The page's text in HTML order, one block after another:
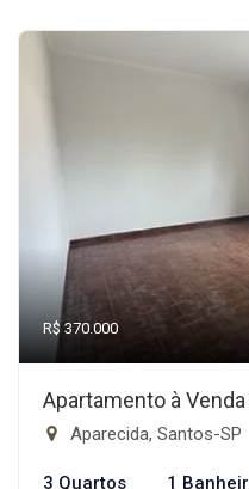
R$ 370.000
Apartamento à
Aparecida, Santos-SP
3 Quartos 1